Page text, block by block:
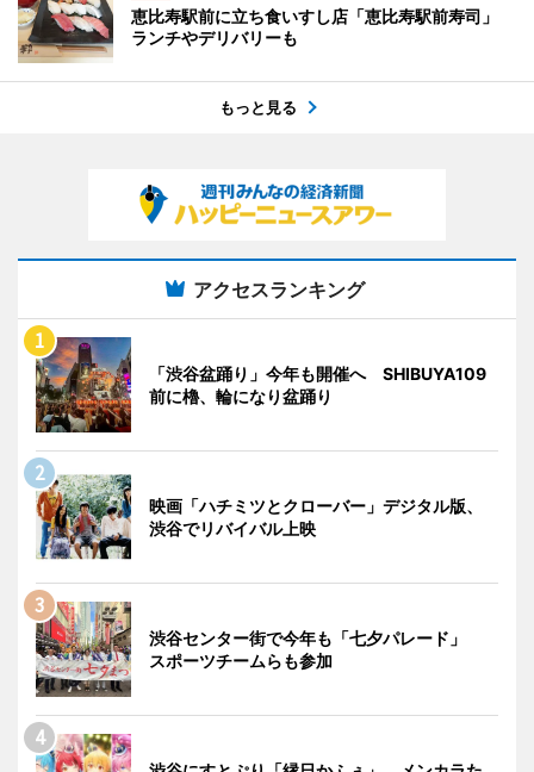
恵比寿駅前に立ち食いすし店「恵比寿駅前寿司」
ランチやデリバリーも
もっと見る
アクセスランキング
「渋谷盆踊り」今年も開催へ SHIBUYA109
前に櫓、輪になり盆踊り
映画「ハチミツとクローバー」デジタル版、
渋谷でリバイバル上映
渋谷センター街で今年も「七夕パレード」
スポーツチームらも参加